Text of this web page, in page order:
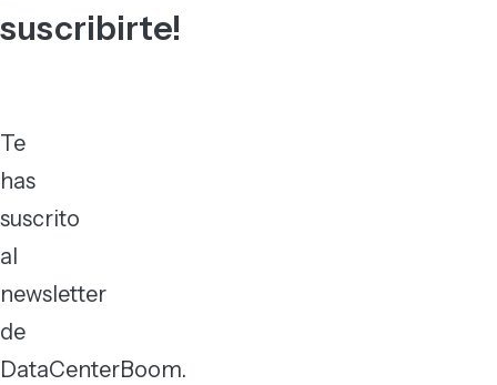
suscribirte!
Te
has
suscrito
al
newsletter
de
DataCenterBoom.